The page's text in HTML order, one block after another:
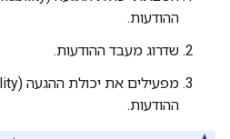
ההודעות.
שדרוג מעבד ההודעות.
ההודעות.